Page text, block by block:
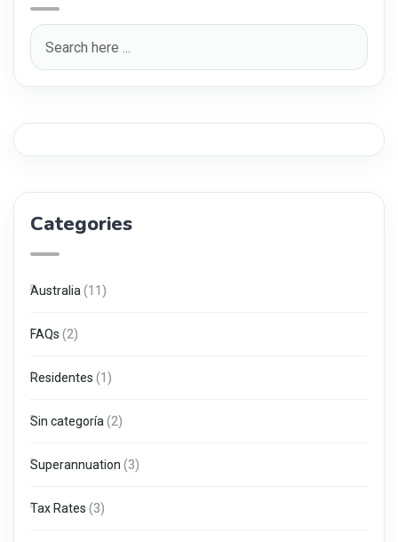
Categories
Australia (11)
FAQs (2)
Residentes (1)
Sin categoría (2)
Superannuation (3)
Tax Rates (3)